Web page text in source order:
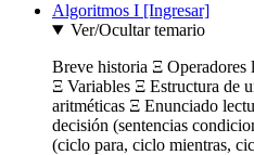
Algoritmos I [Ingresar]
Ver/Ocultar temario
Breve historia Ξ Operadores
Ξ Variables Ξ Estructura de
aritméticas Ξ Enunciado
decisión (sentencias
(ciclo para, ciclo mientras,